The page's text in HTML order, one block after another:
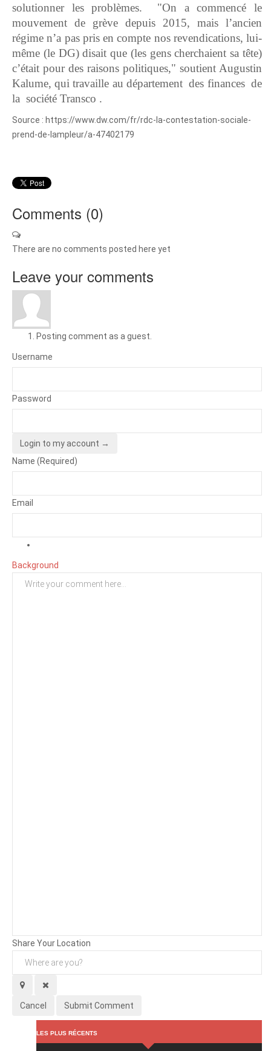
solutionner les problèmes. "On a commencé le
mouvement de grève depuis 2015, mais l’ancien
régime n’a pas pris en compte nos revendications, lui-
même (le DG) disait que (les gens cherchaient sa tête)
c’était pour des raisons politiques," soutient Augustin
Kalume, qui travaille au département des finances de
la société Transco .
Source : https://www.dw.com/fr/rdc-la-contestation-sociale-
prend-de-lampleur/a-47402179
Comments (0)
There are no comments posted here yet
Leave your comments
Posting comment as a guest.
Username
Password
Login to my account →
Name (Required)
Email
Background
Share Your Location
Cancel Submit Comment
LES PLUS RÉCENTS